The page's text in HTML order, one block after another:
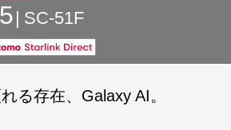
SC-51F
る存在、Galaxy AI。